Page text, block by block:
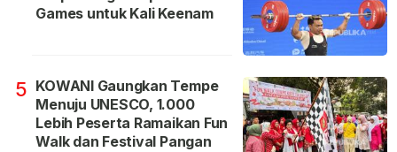
Games untuk Kali Keenam
5 KOWANI Gaungkan Tempe
Menuju UNESCO, 1.000
Lebih Peserta Ramaikan Fun
Walk dan Festival Pangan